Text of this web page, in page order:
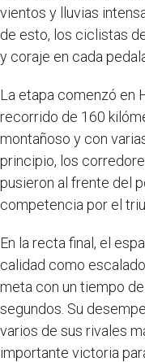
vientos y lluvias
de esto, los ciclistas
y coraje en cada
La etapa comenzó en
recorrido de 160
montañoso y con
principio, los
pusieron al frente del
competencia por el
En la recta final, el
calidad como
meta con un tiempo
segundos. Su
varios de sus rivales
importante victoria